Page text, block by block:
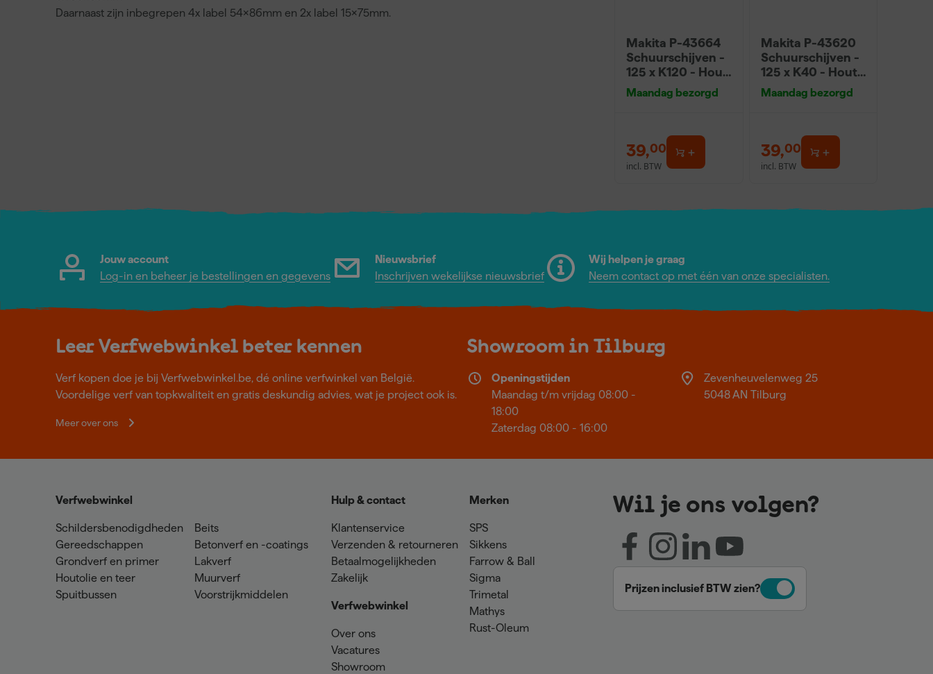
Daarnaast zijn inbegrepen 4x label 54x86mm en 2x label 15x75mm.
Makita P-43664
Schuurschijven -
125 x K120 - Hout
(50st)
Maandag bezorgd
39,00
incl. BTW
Makita P-43620
Schuurschijven -
125 x K40 - Hout
(50st)
Maandag bezorgd
39,00
incl. BTW
Jouw account
Log-in en beheer je bestellingen en gegevens
Nieuwsbrief
Inschrijven wekelijkse nieuwsbrief
Wij helpen je graag
Neem contact op met één van onze specialisten.
Leer Verfwebwinkel beter kennen
Verf kopen doe je bij Verfwebwinkel.be, dé online verfwinkel van België.
Voordelige verf van topkwaliteit en gratis deskundig advies, wat je project ook is.
Meer over ons
Showroom in Tilburg
Openingstijden
Maandag t/m vrijdag 08:00 -
18:00
Zaterdag 08:00 - 16:00
Zevenheuvelenweg 25
5048 AN Tilburg
Verfwebwinkel
Schildersbenodigdheden
Gereedschappen
Grondverf en primer
Houtolie en teer
Spuitbussen
Beits
Betonverf en -coatings
Lakverf
Muurverf
Voorstrijkmiddelen
Hulp & contact
Klantenservice
Verzenden & retourneren
Betaalmogelijkheden
Zakelijk
Verfwebwinkel
Over ons
Vacatures
Showroom
Merken
SPS
Sikkens
Farrow & Ball
Sigma
Trimetal
Mathys
Rust-Oleum
Wil je ons volgen?
Prijzen inclusief BTW zien?